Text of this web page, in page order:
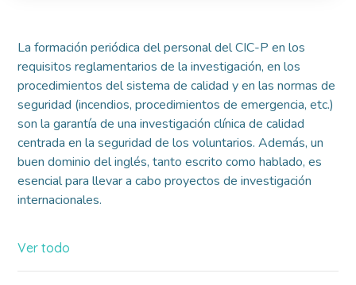
La formación periódica del personal del CIC-P en los
requisitos reglamentarios de la investigación, en los
procedimientos del sistema de calidad y en las normas de
seguridad (incendios, procedimientos de emergencia, etc.)
son la garantía de una investigación clínica de calidad
centrada en la seguridad de los voluntarios. Además, un
buen dominio del inglés, tanto escrito como hablado, es
esencial para llevar a cabo proyectos de investigación
internacionales.
Ver todo